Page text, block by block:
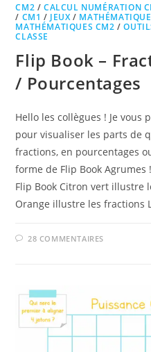
CM2 /CALCUL NUMÉRATION
/ CM1 / JEUX/
MATHÉMATIQUES CM2 /
CLASSE
Flip Book –
/ Pourcentages
Hello les collègues ! Je vous
pour visualiser les parts de
fractions, en pourcentages
forme de Flip Book Agrumes
Flip Book Citron vert illustre
Orange illustre les fractions
28 COMMENTAIRES